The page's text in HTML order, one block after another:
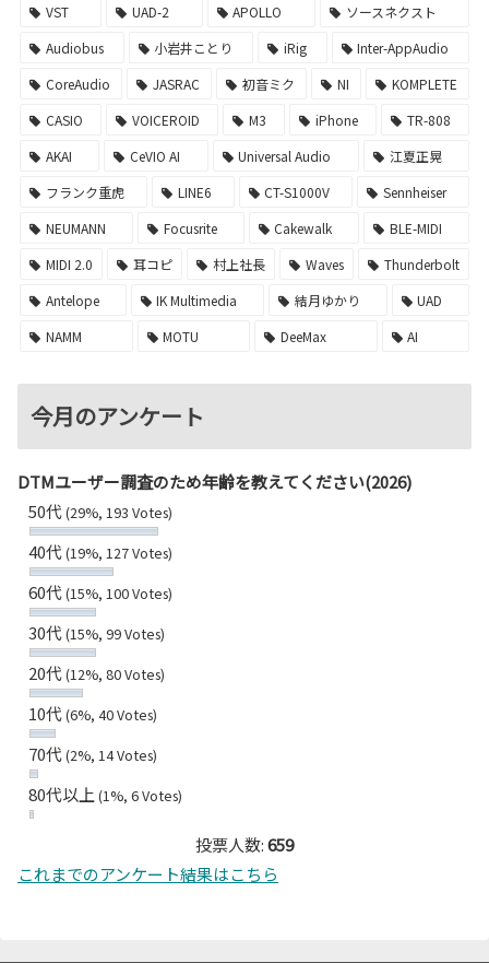
VST
UAD-2 APOLLO
ソースネクスト
Audiobus
小岩井ことり iRig
Inter-AppAudio
CoreAudio
JASRAC 初音ミク NI
KOMPLETE
CASIO
VOICEROID M3 iPhone
TR-808
AKAI
CeVIO AI Universal Audio
江夏正晃
フランク重虎
LINE6 CT-S1000V
Sennheiser
NEUMANN
Focusrite Cakewalk
BLE-MIDI
MIDI 2.0
耳コピ 村上社長 Waves
Thunderbolt
Antelope
IK Multimedia 結月ゆかり
UAD
NAMM
MOTU DeeMax AI
今月のアンケート
DTMユーザー調査のため年齢を教えてください(2026)
50代(29%, 193 Votes)
40代(19%, 127 Votes)
60代(15%, 100 Votes)
30代(15%, 99 Votes)
20代(12%, 80 Votes)
10代(6%, 40 Votes)
70代(2%, 14 Votes)
80代以上 (1%, 6 Votes)
投票人数:659
これまでのアンケート結果はこちら